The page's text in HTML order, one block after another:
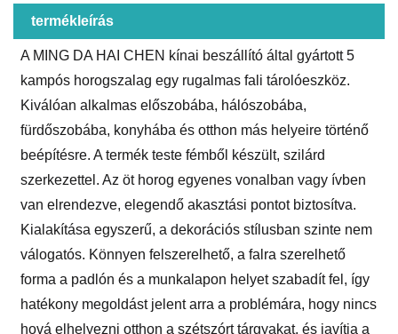
termékleírás
A MING DA HAI CHEN kínai beszállító által gyártott 5
kampós horogszalag egy rugalmas fali tárolóeszköz.
Kiválóan alkalmas előszobába, hálószobába,
fürdőszobába, konyhába és otthon más helyeire történő
beépítésre. A termék teste fémből készült, szilárd
szerkezettel. Az öt horog egyenes vonalban vagy ívben
van elrendezve, elegendő akasztási pontot biztosítva.
Kialakítása egyszerű, a dekorációs stílusban szinte nem
válogatós. Könnyen felszerelhető, a falra szerelhető
forma a padlón és a munkalapon helyet szabadít fel, így
hatékony megoldást jelent arra a problémára, hogy nincs
hová elhelyezni otthon a szétszórt tárgyakat, és javítja a